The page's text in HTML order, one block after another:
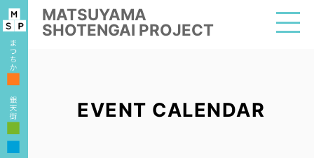
MATSUYAMA
SHOTENGAI PROJECT
■
■
■
EVENT CALENDAR